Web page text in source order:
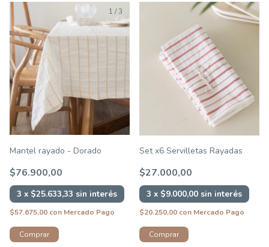
1 /3
Mantel rayado - Dorado
$76.900,00
3 x $25.633,33 sin interés
$57.675,00 con Mercado Pago
Set x6 Servilletas Rayadas
$27.000,00
3 x $9.000,00 sin interés
$20.250,00 con Mercado Pago
Comprar